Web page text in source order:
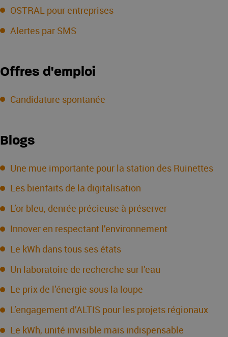
OSTRAL pour entreprises
Alertes par SMS
Offres d'emploi
Candidature spontanée
Blogs
Une mue importante pour la station des Ruinettes
Les bienfaits de la digitalisation
L’or bleu, denrée précieuse à préserver
Innover en respectant l’environnement
Le kWh dans tous ses états
Un laboratoire de recherche sur l’eau
Le prix de l’énergie sous la loupe
L’engagement d’ALTIS pour les projets régionaux
Le kWh, unité invisible mais indispensable